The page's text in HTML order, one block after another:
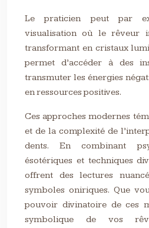
Le praticien peut par
visualisation où le rêveur
transformant en cristaux
permet d’accéder à des
transmuter les énergies
en ressources positives.
Ces approches modernes
et de la complexité de
dents. En combinant
ésotériques et techniques
offrent des lectures
symboles oniriques. Que
pouvoir divinatoire de ces
symbolique de vos